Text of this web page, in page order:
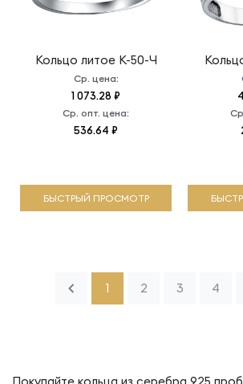
Кольцо литое К-50-Ч
Ср. цена:
1 073.28 ₽
Ср. опт. цена:
536.64 ₽
БЫСТРЫЙ ПРОСМОТР
1 2 3 4